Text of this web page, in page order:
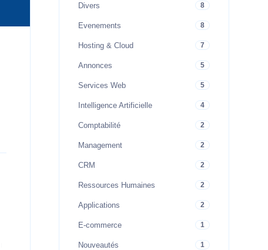
Divers 8
Evenements 8
Hosting & Cloud 7
Annonces 5
Services Web 5
Intelligence Artificielle 4
Comptabilité 2
Management 2
CRM 2
Ressources Humaines 2
Applications 2
E-commerce 1
Nouveautés 1